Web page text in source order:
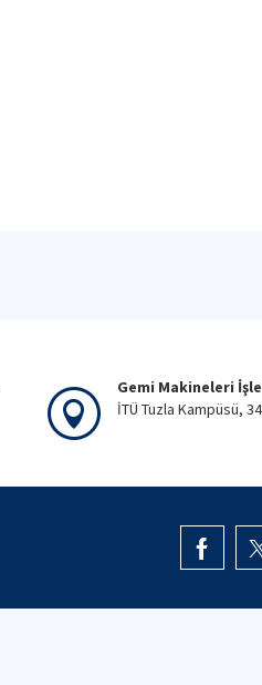
Gemi Makineleri
İTÜ Tuzla Kampüsü,